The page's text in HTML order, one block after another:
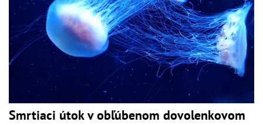
Smrtiaci útok v obľúbenom dovolenkovom